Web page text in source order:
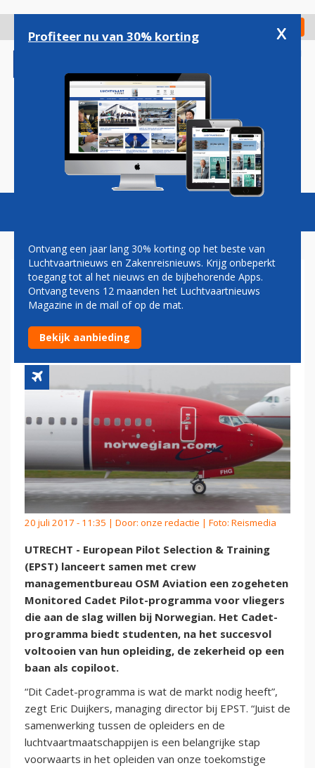
gaan
Check in
Magazine Podcasts Vacatures
EPST BIEDT CADET-
PROGRAMMA MET
NORWEGIAN-PARTNER OSM
20 juli 2017 - 11:35 | Door: onze redactie | Foto: Reismedia
UTRECHT - European Pilot Selection & Training
(EPST) lanceert samen met crew
managementbureau OSM Aviation een zogeheten
Monitored Cadet Pilot-programma voor vliegers
die aan de slag willen bij Norwegian. Het Cadet-
programma biedt studenten, na het succesvol
voltooien van hun opleiding, de zekerheid op een
baan als copiloot.
“Dit Cadet-programma is wat de markt nodig heeft”,
zegt Eric Duijkers, managing director bij EPST. “Juist de
samenwerking tussen de opleiders en de
luchtvaartmaatschappijen is een belangrijke stap
voorwaarts in het opleiden van onze toekomstige
Profiteer nu van 30% korting x
Ontvang een jaar lang 30% korting op het beste van
Luchtvaartnieuws en Zakenreisnieuws. Krijg onbeperkt
toegang tot al het nieuws en de bijbehorende Apps.
Ontvang tevens 12 maanden het Luchtvaartnieuws
Magazine in de mail of op de mat.
Bekijk aanbieding